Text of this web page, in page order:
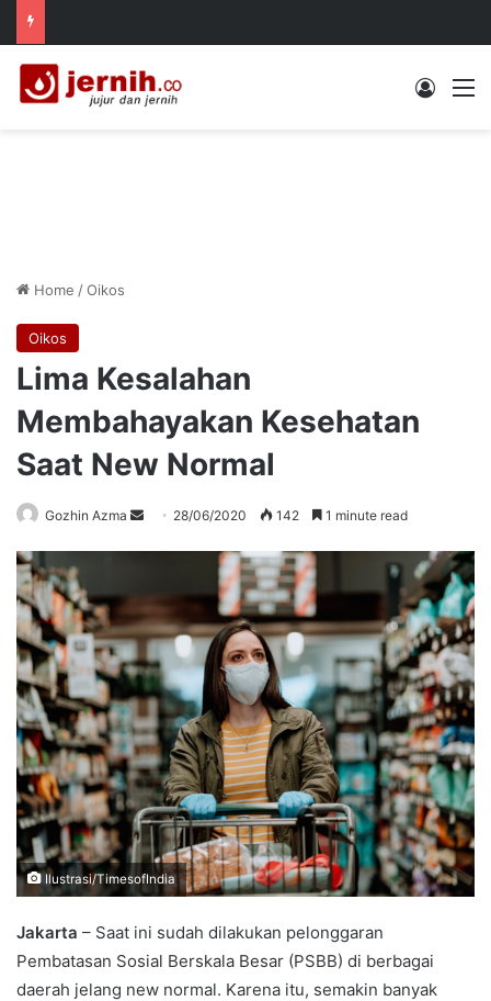
Log In
Home /Oikos
Oikos
Lima Kesalahan
Membahayakan Kesehatan
Saat New Normal
Gozhin Azma
Send 28/06/2020 142 1 minute read
Ilustrasi/TimesofIndia
Jakarta – Saat ini sudah dilakukan pelonggaran
Pembatasan Sosial Berskala Besar (PSBB) di berbagai
daerah jelang new normal. Karena itu, semakin banyak